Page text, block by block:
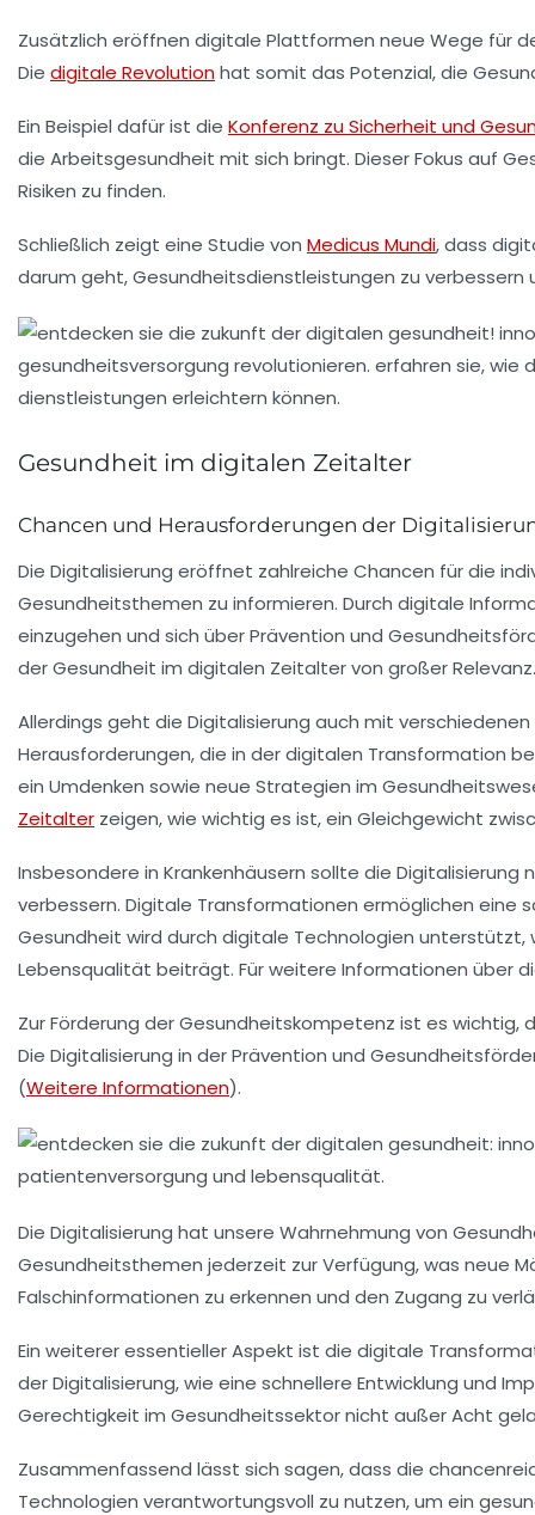
Zusätzlich eröffnen digitale Plattformen neue Wege für
Die digitale Revolutionhat somit das Potenzial, die
Ein Beispiel dafür ist die Konferenz zu Sicherheit und
die Arbeitsgesundheit mit sich bringt. Dieser Fokus auf
Risiken zu finden.
Schließlich zeigt eine Studie von Medicus Mundi, dass
darum geht, Gesundheitsdienstleistungen zu verbessern
Gesundheit im digitalen Zeitalter
Chancen und Herausforderungen der
Die Digitalisierung eröffnet zahlreiche Chancen für die
Gesundheitsthemen zu informieren. Durch digitale
einzugehen und sich über Prävention und
derGesundheit im digitalen Zeitaltervon großer Relevanz.
Allerdings geht die Digitalisierung auch mit verschiedenen
Herausforderungen, die in der digitalen Transformation
ein Umdenken sowie neue Strategien im
Zeitalter zeigen, wie wichtig es ist, ein Gleichgewicht
Insbesondere in Krankenhäusern sollte die Digitalisierung
verbessern. Digitale Transformationen ermöglichen eine
Gesundheit wird durch digitale Technologien unterstützt,
Lebensqualität beiträgt. Für weitere Informationen über
Zur Förderung derGesundheitskompetenz ist es wichtig,
Die Digitalisierung in der Prävention und
(Weitere Informationen).
Die Digitalisierung hat unsere Wahrnehmung von
Gesundheitsthemen jederzeit zur Verfügung, was neue
Falschinformationen zu erkennen und den Zugang zu
Ein weiterer essentieller Aspekt ist die digitale
der Digitalisierung, wie eine schnellere Entwicklung und
Gerechtigkeit im Gesundheitssektor nicht außer Acht
Zusammenfassend lässt sich sagen, dass die
Technologien verantwortungsvoll zu nutzen, um ein